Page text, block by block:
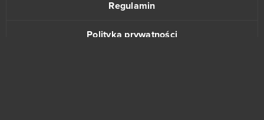
Regulamin
Polityka prywatności